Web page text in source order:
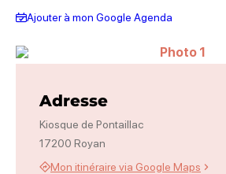
Ajouter à mon Google Agenda
Photo 1
Adresse
Kiosque de Pontaillac
17200 Royan
Mon itinéraire via Google Maps